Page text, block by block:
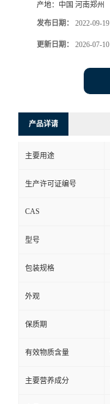
产地： 中国 河南郑州
发布日期： 2022-09-19
更新日期： 2026-07-10
产品详请
主要用途
生产许可证编号
CAS
型号
包装规格
外观
保质期
有效物质含量
主要营养成分